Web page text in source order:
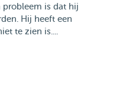
is dat hij
Hij heeft een
te zien is....